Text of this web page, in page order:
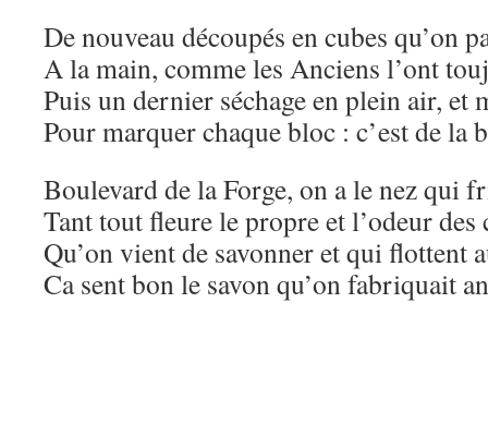
De nouveau découpés en cubes qu’on
A la main, comme les Anciens l’ont
Puis un dernier séchage en plein air, et
Pour marquer chaque bloc : c’est de
Boulevard de la Forge, on a le nez qui
Tant tout fleure le propre et l’odeur des
Qu’on vient de savonner et qui flottent
Ca sent bon le savon qu’on fabriquait